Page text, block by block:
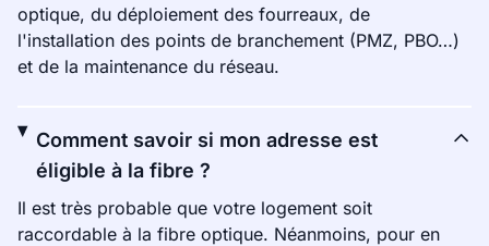
optique, du déploiement des fourreaux, de
l'installation des points de branchement (PMZ, PBO…)
et de la maintenance du réseau.
Comment savoir si mon adresse est
éligible à la fibre ?
Il est très probable que votre logement soit
raccordable à la fibre optique. Néanmoins, pour en